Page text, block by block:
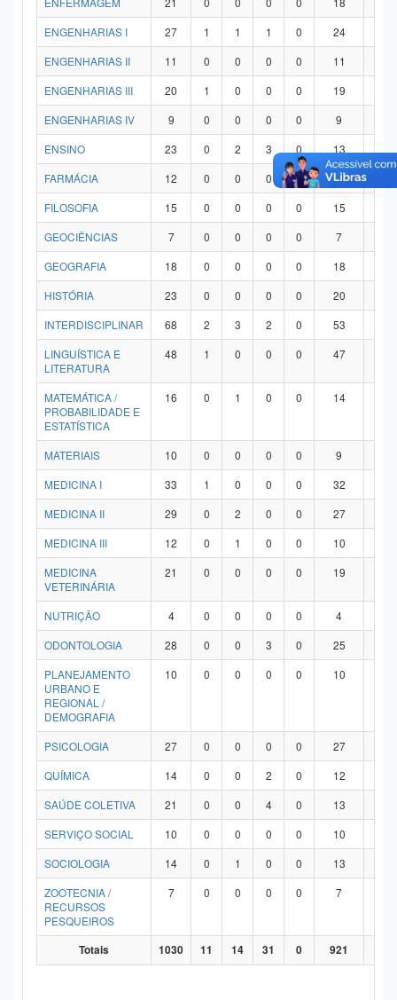
ENGENHARIAS I
27 1 1 1 0 24
ENGENHARIAS II
11 0 0 0 0 11
ENGENHARIAS III
20 1 0 0 0 19
ENGENHARIAS IV
9 0 0 0 0 9
ENSINO
23 0 2 3 0 13
FARMÁCIA
12 0 0 0 0 12
FILOSOFIA
15 0 0 0 0 15
GEOCIÊNCIAS
7 0 0 0 0 7
GEOGRAFIA
18 0 0 0 0 18
HISTÓRIA
23 0 0 0 0 20
INTERDISCIPLINAR
68 2 3 2 0 53
LINGUÍSTICA E
LITERATURA
48 1 0 0 0 47
MATEMÁTICA /
PROBABILIDADE E
ESTATÍSTICA
16 0 1 0 0 14
MATERIAIS 10 0 0 0 0 9
MEDICINA I
33 1 0 0 0 32
MEDICINA II
29 0 2 0 0 27
MEDICINA III
12 0 1 0 0 10
MEDICINA
VETERINÁRIA
21 0 0 0 0 19
NUTRIÇÃO 4 0 0 0 0 4
ODONTOLOGIA
28 0 0 3 0 25
PLANEJAMENTO
URBANO E
REGIONAL /
DEMOGRAFIA
10 0 0 0 0 10
PSICOLOGIA 27 0 0 0 0 27
QUÍMICA
14 0 0 2 0 12
SAÚDE COLETIVA
21 0 0 4 0 13
SERVIÇO SOCIAL
10 0 0 0 0 10
SOCIOLOGIA
14 0 1 0 0 13
ZOOTECNIA /
RECURSOS
PESQUEIROS
7 0 0 0 0 7
Totais 1030 11 14 31 0 921